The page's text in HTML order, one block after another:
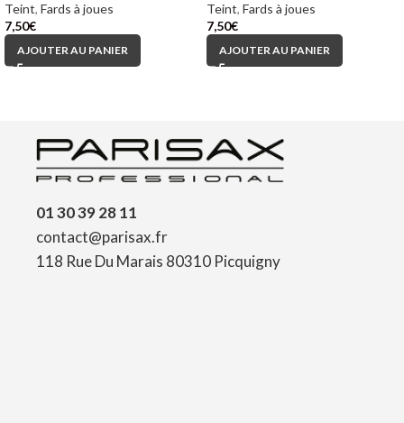
Teint, Fards à joues
7,50€
AJOUTER AU PANIER
Teint, Fards à joues
7,50€
AJOUTER AU PANIER
01 30 39 28 11
contact@parisax.fr
118 Rue Du Marais 80310 Picquigny